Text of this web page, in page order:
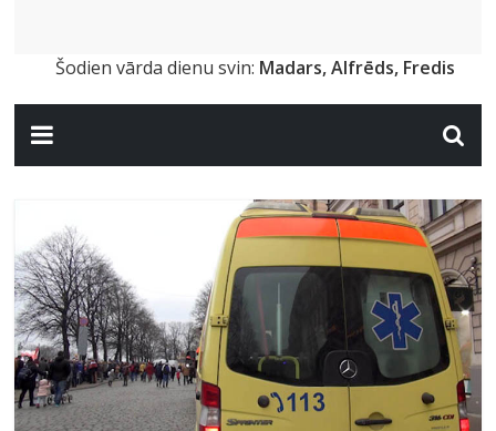
Šodien vārda dienu svin: Madars, Alfrēds, Fredis